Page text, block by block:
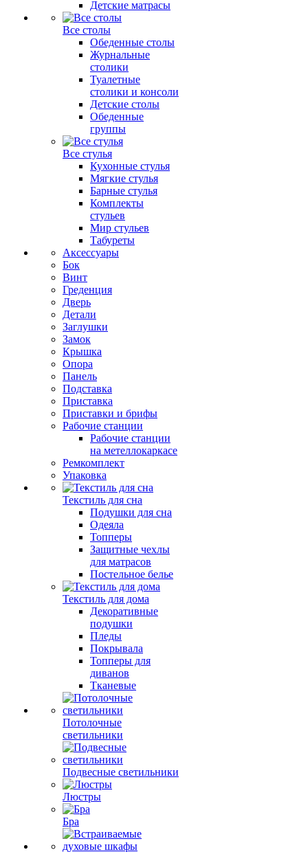
Детские матрасы
Все столы
Обеденные столы
Журнальные
столики
Туалетные
столики и консоли
Детские столы
Обеденные
группы
Все стулья
Кухонные стулья
Мягкие стулья
Барные стулья
Комплекты
стульев
Мир стульев
Табуреты
Аксессуары
Бок
Винт
Греденция
Дверь
Детали
Заглушки
Замок
Крышка
Опора
Панель
Подставка
Приставка
Приставки и брифы
Рабочие станции
Рабочие станции
на метеллокаркасе
Ремкомплект
Упаковка
Текстиль для сна
Подушки для сна
Одеяла
Топперы
Защитные чехлы
для матрасов
Постельное белье
Текстиль для дома
Декоративные
подушки
Пледы
Покрывала
Топперы для
диванов
Тканевые
Потолочные
светильники
Подвесные светильники
Люстры
Бра